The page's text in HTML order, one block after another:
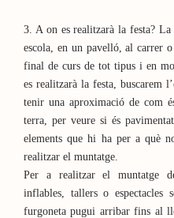
3. A on es realitzarà la festa?
escola, en un pavelló, al carrer
final de curs de tot tipus i en
es realitzarà la festa, buscarem
tenir una aproximació de com
terra, per veure si és
elements que hi ha per a què
realitzar el muntatge.
Per a realitzar el muntatge
inflables, tallers o espectacles
furgoneta pugui arribar fins al